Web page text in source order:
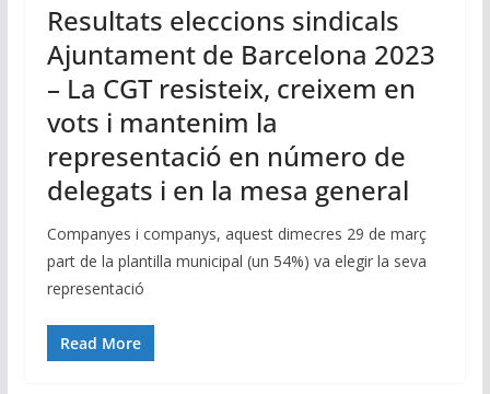
Resultats eleccions sindicals
Ajuntament de Barcelona 2023
– La CGT resisteix, creixem en
vots i mantenim la
representació en número de
delegats i en la mesa general
Companyes i companys, aquest dimecres 29 de març
part de la plantilla municipal (un 54%) va elegir la seva
representació
Read More